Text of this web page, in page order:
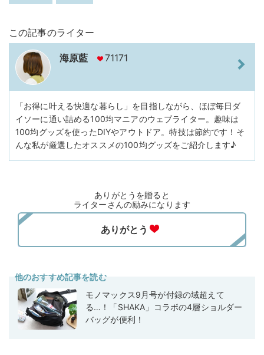
この記事のライター
海原藍 71171
「お得に叶える快適な暮らし」を目指しながら、ほぼ毎日ダ
イソーに通い詰める100均マニアのウェブライター。趣味は
100均グッズを使ったDIYやアウトドア。特技は節約です！そ
んな私が厳選したオススメの100均グッズをご紹介します♪
ありがとうを贈ると
ライターさんの励みになります
他のおすすめ記事を読む
モノマックス9月号が付録の域超えて
る…！「SHAKA」コラボの4層ショルダー
バッグが便利！